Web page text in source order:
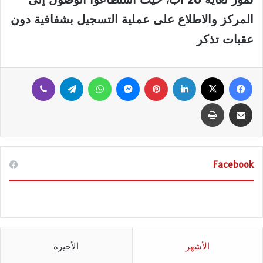
المركز والاطلاع على عملية التسجيل بشفافية دون
عقبات تذكر
فيسبوك لينكدإن بينتيريست ماسنجر واتساب تيلقرام
مشاركة عبر البريد طباعة
Facebook
الأشهر الأخيرة